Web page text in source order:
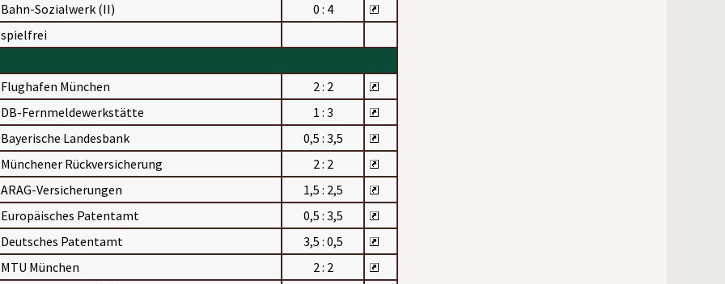
Bahn-Sozialwerk (II)
0 : 4
spielfrei
Flughafen München
2 : 2
DB-Fernmeldewerkstätte
1 : 3
Bayerische Landesbank
0,5 : 3,5
Münchener Rückversicherung
2 : 2
ARAG-Versicherungen
1,5 : 2,5
Europäisches Patentamt
0,5 : 3,5
Deutsches Patentamt
3,5 : 0,5
MTU München
2 : 2